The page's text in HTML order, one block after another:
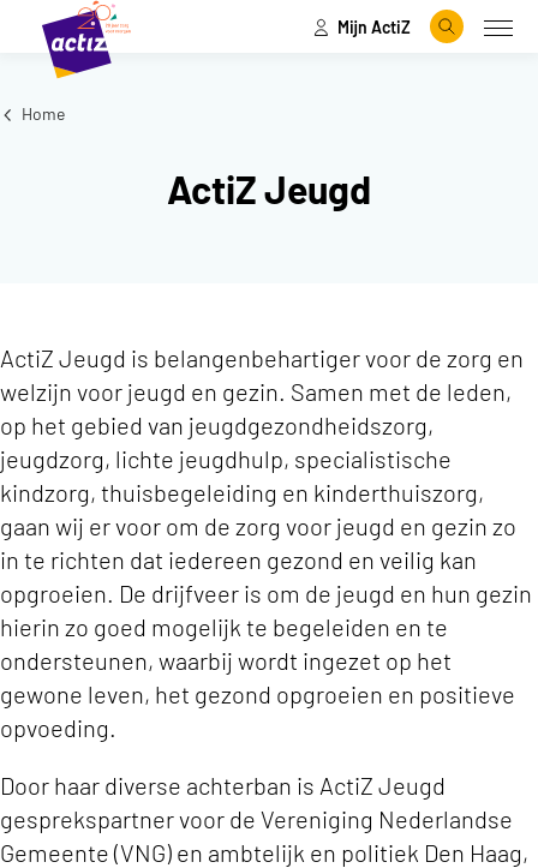
Naar hoofdinhoud
Naar menu Mijn ActiZ
Zoeken
Home
ActiZ Jeugd
ActiZ Jeugd is belangenbehartiger voor de zorg en
welzijn voor jeugd en gezin. Samen met de leden,
op het gebied van jeugdgezondheidszorg,
jeugdzorg, lichte jeugdhulp, specialistische
kindzorg, thuisbegeleiding en kinderthuiszorg,
gaan wij er voor om de zorg voor jeugd en gezin zo
in te richten dat iedereen gezond en veilig kan
opgroeien. De drijfveer is om de jeugd en hun gezin
hierin zo goed mogelijk te begeleiden en te
ondersteunen, waarbij wordt ingezet op het
gewone leven, het gezond opgroeien en positieve
opvoeding.
Door haar diverse achterban is ActiZ Jeugd
gesprekspartner voor de Vereniging Nederlandse
Gemeente (VNG) en ambtelijk en politiek Den Haag,